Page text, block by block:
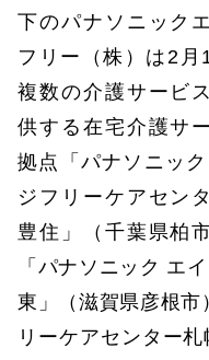
下のパナソニック
フリー（株）は2月1
複数の介護サービ
供する在宅介護サ
拠点「パナソニック
ジフリーケアセン
豊住」（千葉県柏市
「パナソニック エ
東」（滋賀県彦根市
リーケアセンター